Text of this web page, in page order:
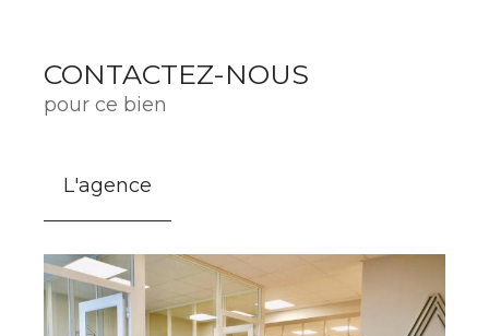
CONTACTEZ-NOUS
pour ce bien
L'agence